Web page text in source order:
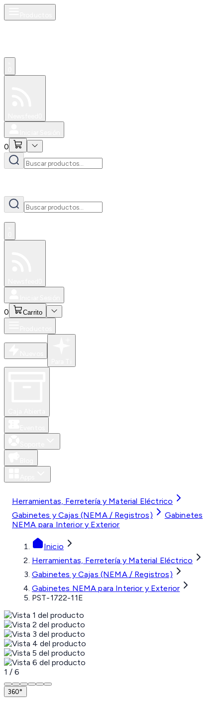
0
0 Carrito
Herramientas, Ferretería y Material Eléctrico
Gabinetes y Cajas (NEMA / Registros)
Gabinetes
NEMA para Interior y Exterior
Inicio
Herramientas, Ferretería y Material Eléctrico
Gabinetes y Cajas (NEMA / Registros)
Gabinetes NEMA para Interior y Exterior
PST-1722-11E
1 / 6
360°